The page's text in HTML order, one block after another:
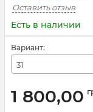
Оставить отзыв
Есть в наличии
Вариант:
31
1 800,00